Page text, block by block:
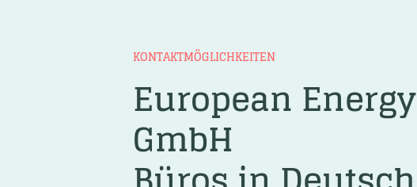
KONTAKTMÖGLICHKEITEN
European
GmbH